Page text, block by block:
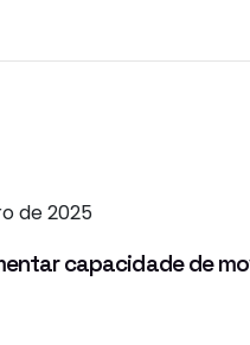
de 2025
capacidade de